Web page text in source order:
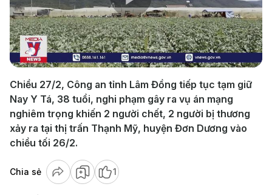
Play
Video
Chiều 27/2, Công an tỉnh Lâm Đồng tiếp tục tạm giữ
Nay Y Tá, 38 tuổi, nghi phạm gây ra vụ án mạng
nghiêm trọng khiến 2 người chết, 2 người bị thương
xảy ra tại thị trấn Thạnh Mỹ, huyện Đơn Dương vào
chiều tối 26/2.
Chia sẻ 1